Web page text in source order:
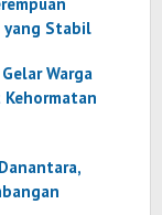
yang Stabil
Warga